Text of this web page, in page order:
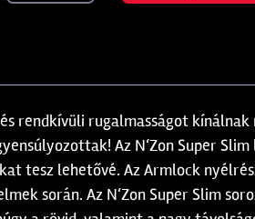
rendkívüli rugalmasságot
Az N‘Zon Super
tesz lehetővé. Az Armlock
során. Az N‘Zon Super Slim